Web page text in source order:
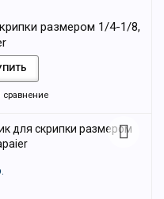
размером 1/4-1/8,
сравнение